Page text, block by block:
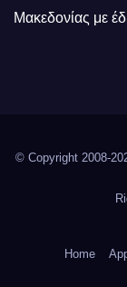
Μακεδονίας με
© Copyright 2008-
Home